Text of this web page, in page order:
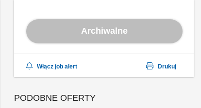
Archiwalne
Włącz job alert Drukuj
PODOBNE OFERTY